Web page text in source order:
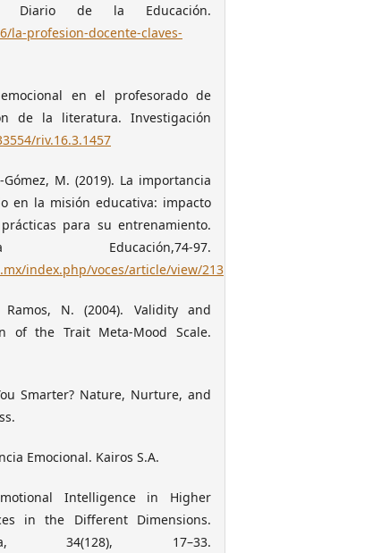
Diario de la Educación.
la-profesion-docente-claves-
emocional en el profesorado de
de la literatura. Investigación
riv.16.3.1457
M. (2019). La importancia
en la misión educativa: impacto
para su entrenamiento.
97.
index.php/voces/article/view/213
Ramos, N. (2004). Validity and
of the Trait Meta-Mood Scale.
Smarter? Nature, Nurture, and
Emocional. Kairos S.A.
Intelligence in Higher
in the Different Dimensions.
34(128), 17–33.